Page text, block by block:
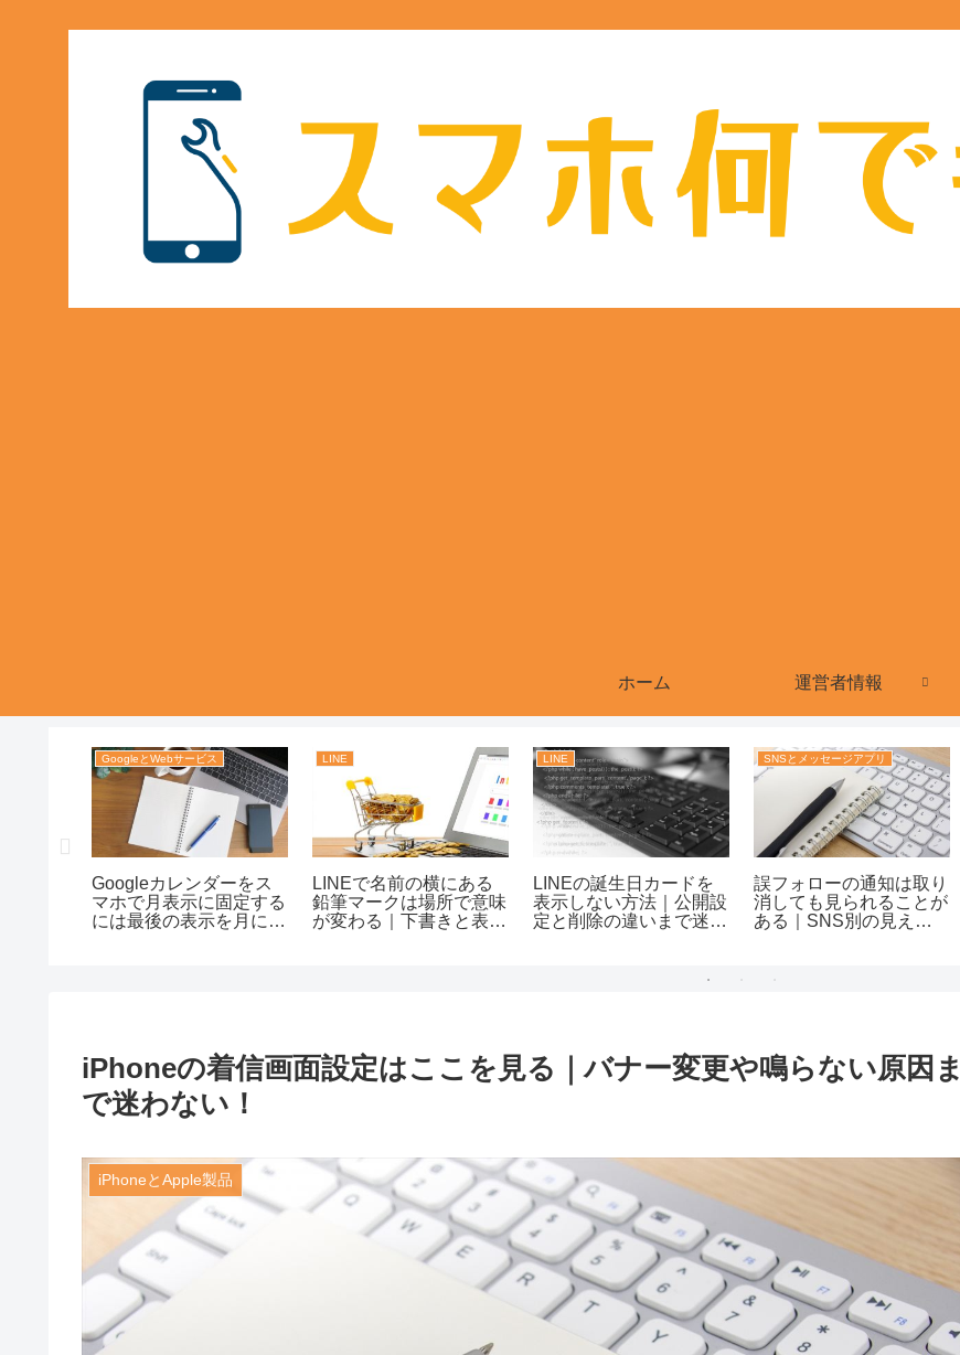
ホーム 運営者情報
GoogleとWebサービス
Googleカレンダーをス
マホで月表示に固定する
には最後の表示を月にそ
LINE
LINEで名前の横にある
鉛筆マークは場所で意味
が変わる｜下書きと表示
LINE
LINEの誕生日カードを
表示しない方法｜公開設
定と削除の違いまで迷わ
SNSとメッセージアプリ
誤フォローの通知は取り
消しても見られることが
ある｜SNS別の見え方
iPhoneの着信画面設定はここを見る｜バナー変更や鳴らない原因ま
で迷わない！
iPhoneとApple製品